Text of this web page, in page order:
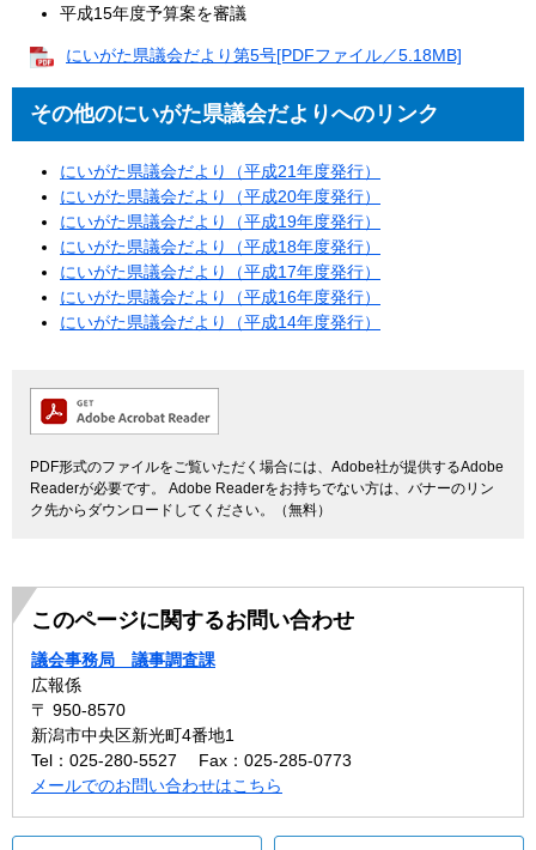
平成15年度予算案を審議
にいがた県議会だより第5号[PDFファイル／5.18MB]
その他のにいがた県議会だよりへのリンク
にいがた県議会だより（平成21年度発行）
にいがた県議会だより（平成20年度発行）
にいがた県議会だより（平成19年度発行）
にいがた県議会だより（平成18年度発行）
にいがた県議会だより（平成17年度発行）
にいがた県議会だより（平成16年度発行）
にいがた県議会だより（平成14年度発行）
PDF形式のファイルをご覧いただく場合には、Adobe社が提供するAdobe
Readerが必要です。
Adobe Readerをお持ちでない方は、バナーのリン
ク先からダウンロードしてください。（無料）
このページに関するお問い合わせ
議会事務局 議事調査課
広報係
〒 950-8570
新潟市中央区新光町4番地1
Tel：025-280-5527
Fax：025-285-0773
メールでのお問い合わせはこちら